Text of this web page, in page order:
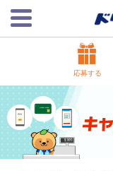
応募する